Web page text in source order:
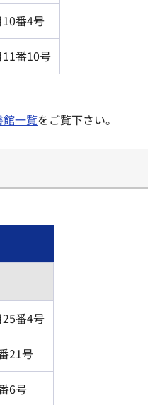
番4号
番10号
館一覧をご覧下さい。
番4号
21号
6号